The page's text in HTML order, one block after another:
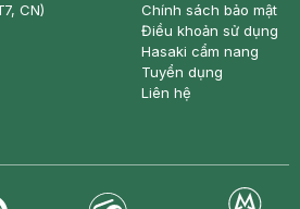
CN)
Chính sách bảo mật
Điều khoản sử dụng
Hasaki cẩm nang
Tuyển dụng
Liên hệ